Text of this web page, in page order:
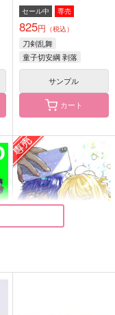
んじ
ユウラク
944円（税込）
南泉一文字
サンプル
作品詳細
セール中 専売
825円 （税込）
刀剣乱舞
童子切安綱 剥落
大包平
八丁念仏
サンプル
カート